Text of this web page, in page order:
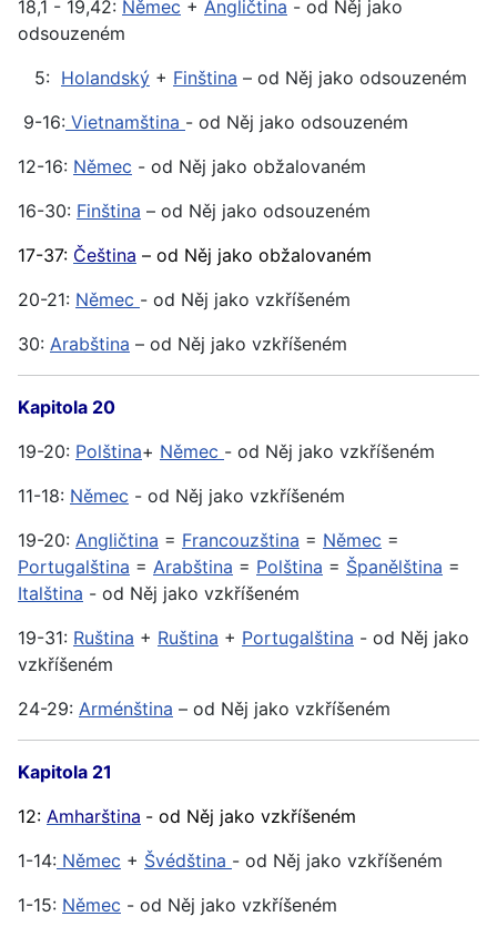
18,1 - 19,42: Němec + Angličtina - od Něj jako
odsouzeném
5: Holandský + Finština – od Něj jako odsouzeném
9-16: Vietnamština - od Něj jako odsouzeném
12-16: Němec - od Něj jako obžalovaném
16-30: Finština – od Něj jako odsouzeném
17-37: Čeština – od Něj jako obžalovaném
20-21: Němec - od Něj jako vzkříšeném
30: Arabština – od Něj jako vzkříšeném
Kapitola 20
19-20: Polština+ Němec - od Něj jako vzkříšeném
11-18: Němec - od Něj jako vzkříšeném
19-20: Angličtina = Francouzština = Němec =
Portugalština = Arabština = Polština = Španělština =
Italština - od Něj jako vzkříšeném
19-31: Ruština + Ruština + Portugalština - od Něj jako
vzkříšeném
24-29: Arménština – od Něj jako vzkříšeném
Kapitola 21
12: Amharština - od Něj jako vzkříšeném
1-14: Němec + Švédština - od Něj jako vzkříšeném
1-15: Němec - od Něj jako vzkříšeném